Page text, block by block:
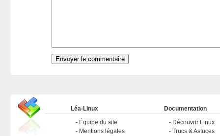
Léa-Linux
Équipe du site
Mentions légales
Documentation
Découvrir Linux
Trucs & Astuces